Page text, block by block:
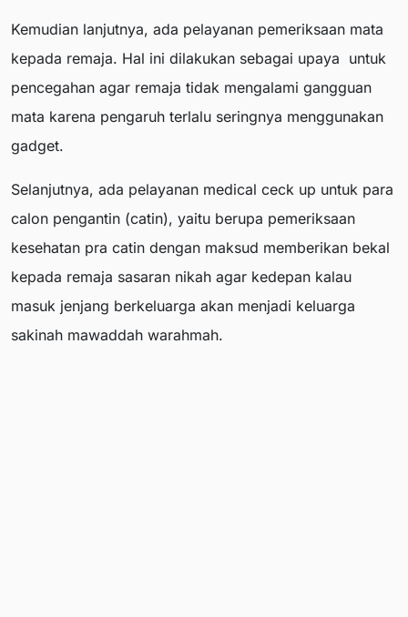
Kemudian lanjutnya, ada pelayanan pemeriksaan mata
kepada remaja. Hal ini dilakukan sebagai upaya untuk
pencegahan agar remaja tidak mengalami gangguan
mata karena pengaruh terlalu seringnya menggunakan
gadget.
Selanjutnya, ada pelayanan medical ceck up untuk para
calon pengantin (catin), yaitu berupa pemeriksaan
kesehatan pra catin dengan maksud memberikan bekal
kepada remaja sasaran nikah agar kedepan kalau
masuk jenjang berkeluarga akan menjadi keluarga
sakinah mawaddah warahmah.